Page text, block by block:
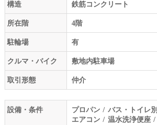
構造 鉄筋コンクリート
所在階 4階
駐輪場 有
クルマ・バイク 敷地内駐車場
取引形態 仲介
設備・条件 プロパン バス・トイレ別
エアコン
温水洗浄便座